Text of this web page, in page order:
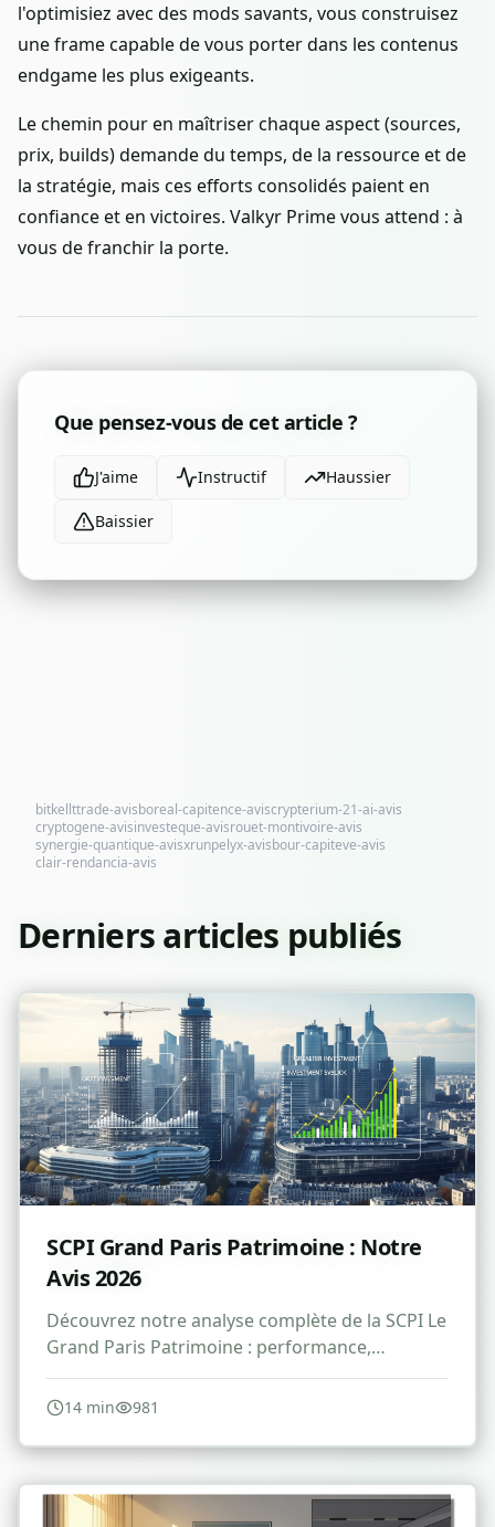
l'optimisiez avec des mods savants, vous construisez
une frame capable de vous porter dans les contenus
endgame les plus exigeants.
Le chemin pour en maîtriser chaque aspect (sources,
prix, builds) demande du temps, de la ressource et de
la stratégie, mais ces efforts consolidés paient en
confiance et en victoires. Valkyr Prime vous attend : à
vous de franchir la porte.
Que pensez-vous de cet article ?
J'aime Instructif Haussier
Baissier
bitkellttrade-avisboreal-capitence-aviscrypterium-21-ai-avis
cryptogene-avisinvesteque-avisrouet-montivoire-avis
synergie-quantique-avisxrunpelyx-avisbour-capiteve-avis
clair-rendancia-avis
Derniers articles publiés
SCPI Grand Paris Patrimoine : Notre
Avis 2026
Découvrez notre analyse complète de la SCPI Le
Grand Paris Patrimoine : performance,
avantages, risques et avis pour 2026.
14 min 981